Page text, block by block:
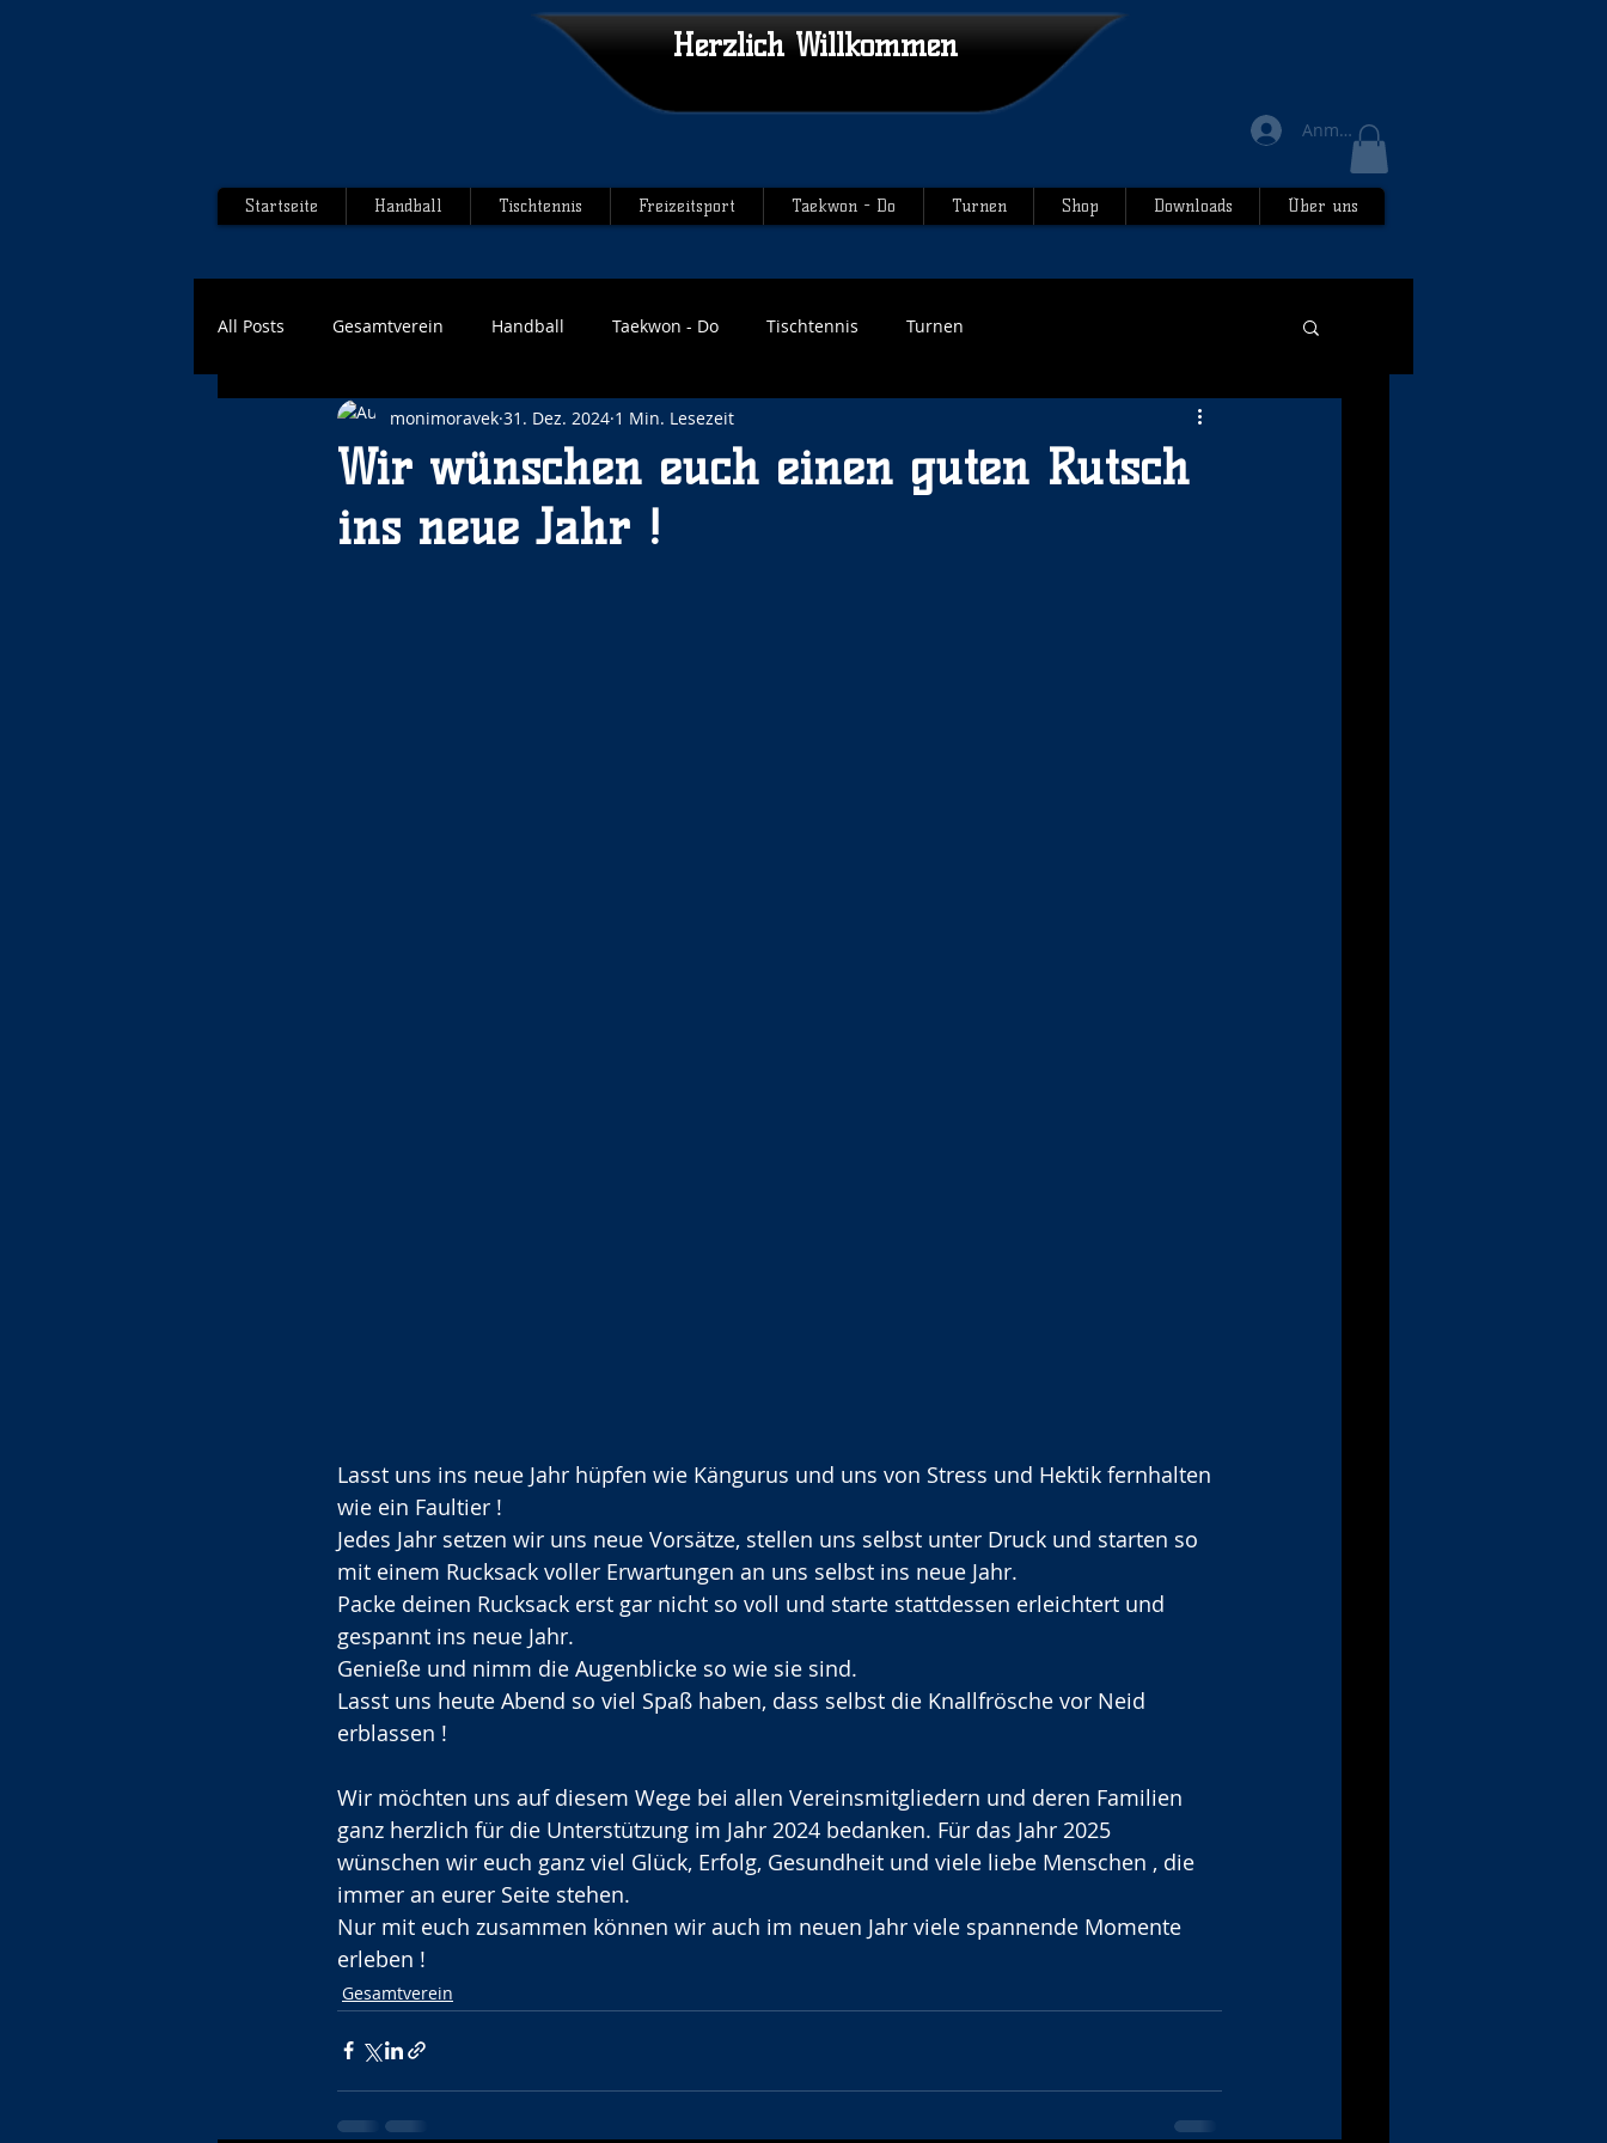
Herzlich Willkommen
Anmelden
Startseite Handball Tischtennis Freizeitsport Taekwon - Do Turnen Shop Downloads Über uns
All Posts Gesamtverein Handball Taekwon - Do Tischtennis Turnen
Wir wünschen euch einen guten Rutsch
ins neue Jahr !
monimoravek 31. Dez. 2024 1 Min. Lesezeit
Lasst uns ins neue Jahr hüpfen wie Kängurus und uns von Stress und Hektik fernhalten
wie ein Faultier !
Jedes Jahr setzen wir uns neue Vorsätze, stellen uns selbst unter Druck und starten so
mit einem Rucksack voller Erwartungen an uns selbst ins neue Jahr.
Packe deinen Rucksack erst gar nicht so voll und starte stattdessen erleichtert und
gespannt ins neue Jahr.
Genieße und nimm die Augenblicke so wie sie sind.
Lasst uns heute Abend so viel Spaß haben, dass selbst die Knallfrösche vor Neid
erblassen !
Wir möchten uns auf diesem Wege bei allen Vereinsmitgliedern und deren Familien
ganz herzlich für die Unterstützung im Jahr 2024 bedanken. Für das Jahr 2025
wünschen wir euch ganz viel Glück, Erfolg, Gesundheit und viele liebe Menschen , die
immer an eurer Seite stehen.
Nur mit euch zusammen können wir auch im neuen Jahr viele spannende Momente
erleben !
Gesamtverein